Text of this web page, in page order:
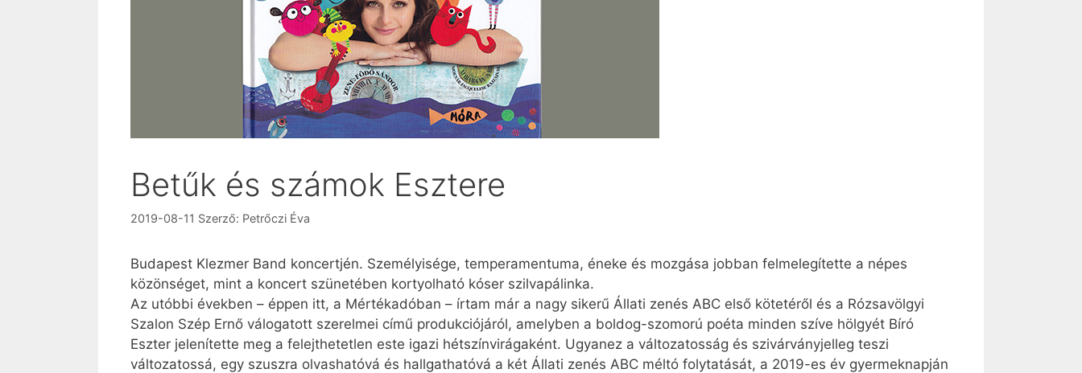
Betűk és számok Esztere
2019-08-11 Szerző: Petrőczi Éva
Budapest Klezmer Band koncertjén. Személyisége, temperamentuma, éneke és mozgása jobban felmelegítette a népes
közönséget, mint a koncert szünetében kortyolható kóser szilvapálinka.
Az utóbbi években – éppen itt, a Mértékadóban – írtam már a nagy sikerű Állati zenés ABC első kötetéről és a Rózsavölgyi
Szalon Szép Ernő válogatott szerelmei című produkciójáról, amelyben a boldog-szomorú poéta minden szíve hölgyét Bíró
Eszter jelenítette meg a felejthetetlen este igazi hétszínvirágaként. Ugyanez a változatosság és szivárványjelleg teszi
változatossá, egy szuszra olvashatóvá és hallgathatóvá a két Állati zenés ABC méltó folytatását, a 2019-es év gyermeknapján